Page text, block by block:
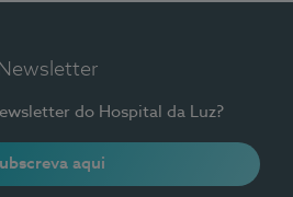
Newsletter
do Hospital da Luz?
aqui